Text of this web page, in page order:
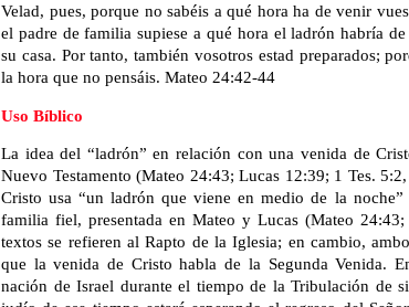
Velad, pues, porque no sabéis a qué hora ha de venir
el padre de familia supiese a qué hora el ladrón habría
su casa. Por tanto, también vosotros estad preparados;
la hora que no pensáis. Mateo 24:42-44
Uso Bíblico
La idea del “ladrón” en relación con una venida de
Nuevo Testamento (Mateo 24:43; Lucas 12:39; 1 Tes.
Cristo usa “un ladrón que viene en medio de la
familia fiel, presentada en Mateo y Lucas (Mateo
textos se refieren al Rapto de la Iglesia; en cambio,
que la venida de Cristo habla de la Segunda Venida.
nación de Israel durante el tiempo de la Tribulación de